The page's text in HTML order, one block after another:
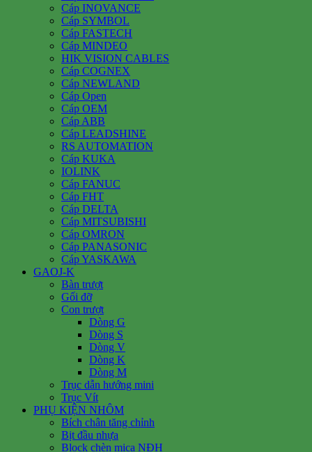
Cáp INOVANCE
Cáp SYMBOL
Cáp FASTECH
Cáp MINDEO
HIK VISION CABLES
Cáp COGNEX
Cáp NEWLAND
Cáp Open
Cáp OEM
Cáp ABB
Cáp LEADSHINE
RS AUTOMATION
Cáp KUKA
IOLINK
Cáp FANUC
Cáp FHT
Cáp DELTA
Cáp MITSUBISHI
Cáp OMRON
Cáp PANASONIC
Cáp YASKAWA
GAOJ-K
Bàn trượt
Gối đỡ
Con trượt
Dòng G
Dòng S
Dòng V
Dòng K
Dòng M
Trục dẫn hướng mini
Trục Vít
PHỤ KIỆN NHÔM
Bích chân tăng chỉnh
Bịt đầu nhựa
Block chèn mica NĐH